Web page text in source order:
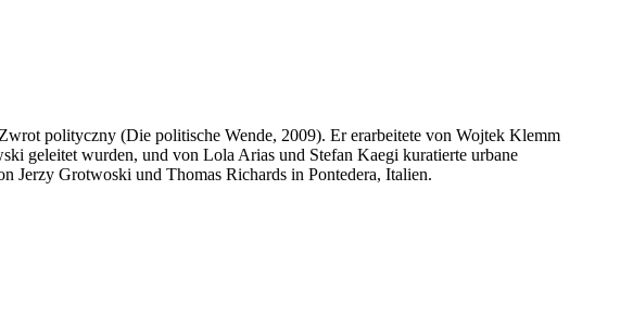
polityczny (Die politische Wende, 2009). Er erarbeitete von Wojtek Klemm
geleitet wurden, und von Lola Arias und Stefan Kaegi kuratierte urbane
Jerzy Grotwoski und Thomas Richards in Pontedera, Italien.